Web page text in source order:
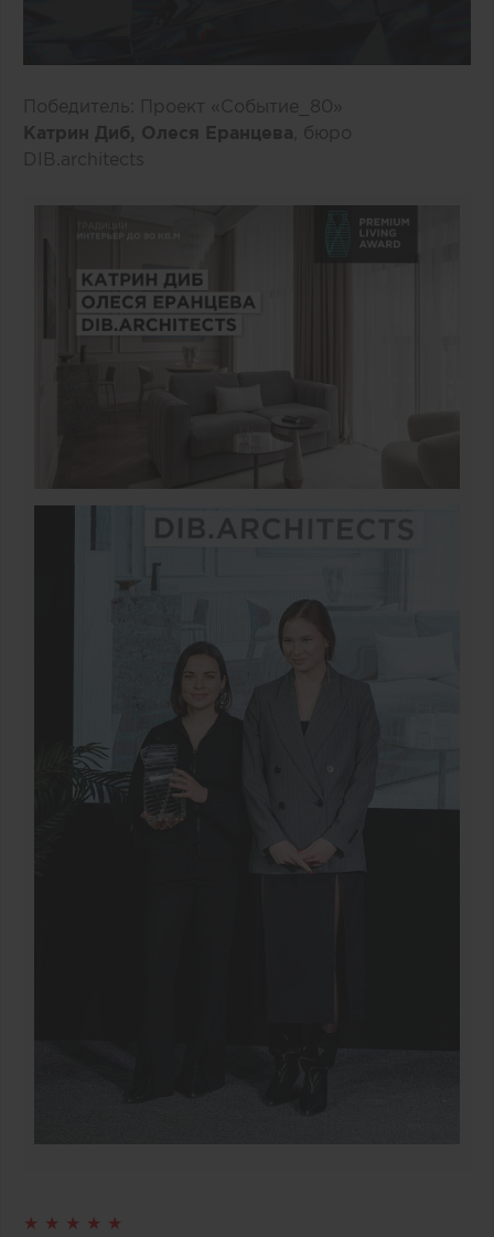
Победитель: Проект «Событие_80»
Катрин Диб, Олеся Еранцева , бюро
DIB.architects
★ ★ ★ ★ ★